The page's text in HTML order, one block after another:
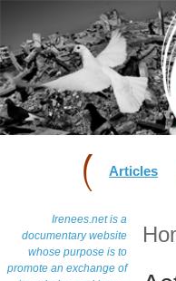
Articles
Irenees.net is a
documentary website
whose purpose is to
promote an exchange of